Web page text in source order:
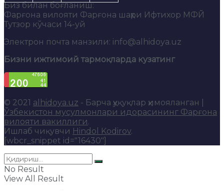
Биз билан боғланиш:
Фарғона вилояти Фарғона шаҳри Ифтихор МФЙ
Тутзор кўчаси 14-уй
Электрон почта манзили: info@alhidoya.uz
Бизни ижтимоий тармоқларда кузатинг
© 2021 alhidoya.uz - Барча ҳуқуқлар ҳимояланган |
Ўзбекистон мусулмонлари идорасининг Фарғона
вилояти вакиллиги.
Ишлаб чиқувчи Hindol Kodirov.
[wbcr_snippet id="16430"]
No Result
View All Result